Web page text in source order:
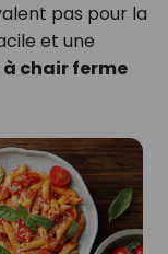
pas pour la
et une
à chair ferme